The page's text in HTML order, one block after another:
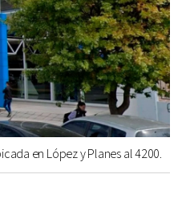
en López y Planes al 4200.